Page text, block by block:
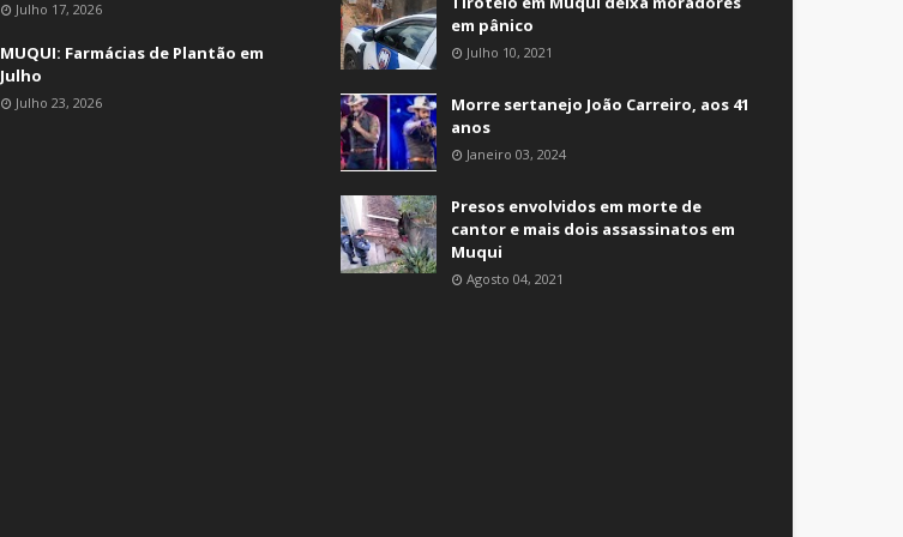
Julho 17, 2026
MUQUI: Farmácias de Plantão em
Julho
Julho 23, 2026
em pânico
Julho 10, 2021
Morre sertanejo João Carreiro, aos 41
anos
Janeiro 03, 2024
Presos envolvidos em morte de
cantor e mais dois assassinatos em
Muqui
Agosto 04, 2021